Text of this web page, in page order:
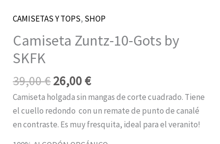
CAMISETAS Y TOPS, SHOP
Camiseta Zuntz-10-Gots by
SKFK
39,00€26,00€
Camiseta holgada sin mangas de corte cuadrado. Tiene
el cuello redondo con un remate de punto de canalé
en contraste. Es muy fresquita, ideal para el veranito!